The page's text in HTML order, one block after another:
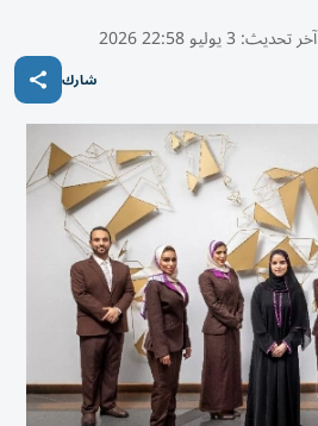
آخر تحديث: 3 يوليو 22:58 2026
شارك